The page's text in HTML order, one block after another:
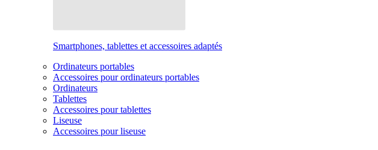
Smartphones, tablettes et accessoires adaptés
Ordinateurs portables
Accessoires pour ordinateurs portables
Ordinateurs
Tablettes
Accessoires pour tablettes
Liseuse
Accessoires pour liseuse